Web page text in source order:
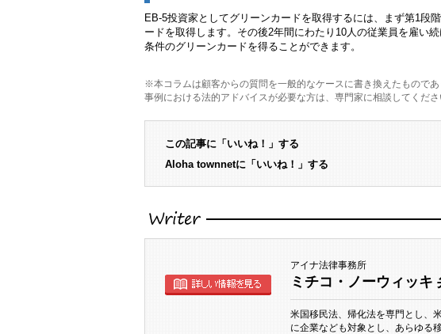
EB-5投資家としてグリーンカードを取得するには、まず第1段
ードを取得します。その後2年間にわたり10人の従業員を雇い
条件のグリーンカードを得ることができます。
※本コラムは顧客からの質問を一般的なケースに書き換えたもので
事例における法的アドバイスが必要な方は、専門家に相談してくださ
この記事に「いいね！」する
Aloha townnetに「いいね！」する
執筆者
アイナ法律事務所
ミチコ・ノーウィッキ
米国移民法、帰化法を専門とし、
に企業なども対象とし、あらゆる